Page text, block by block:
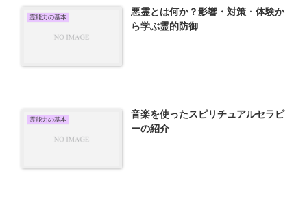
霊能力の基本
悪霊とは何か？影響・対策・体験か
ら学ぶ霊的防御
霊能力の基本
音楽を使ったスピリチュアルセラピ
ーの紹介